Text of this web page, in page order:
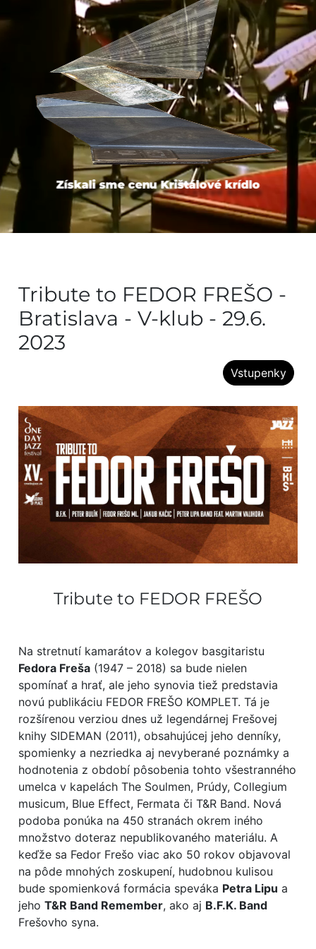
Získali sme cenu Krištálové krídlo
Tribute to FEDOR FREŠO -
Bratislava - V-klub - 29.6.
2023
Vstupenky
Tribute to FEDOR FREŠO
Na stretnutí kamarátov a kolegov basgitaristu
Fedora Freša (1947 – 2018) sa bude nielen
spomínať a hrať, ale jeho synovia tiež predstavia
novú publikáciu FEDOR FREŠO KOMPLET. Tá je
rozšírenou verziou dnes už legendárnej Frešovej
knihy SIDEMAN (2011), obsahujúcej jeho denníky,
spomienky a nezriedka aj nevyberané poznámky a
hodnotenia z období pôsobenia tohto všestranného
umelca v kapelách The Soulmen, Prúdy, Collegium
musicum, Blue Effect, Fermata či T&R Band. Nová
podoba ponúka na 450 stranách okrem iného
množstvo doteraz nepublikovaného materiálu. A
keďže sa Fedor Frešo viac ako 50 rokov objavoval
na pôde mnohých zoskupení, hudobnou kulisou
bude spomienková formácia speváka Petra Lipu a
jeho T&R Band Remember, ako aj B.F.K. Band
Frešovho syna.